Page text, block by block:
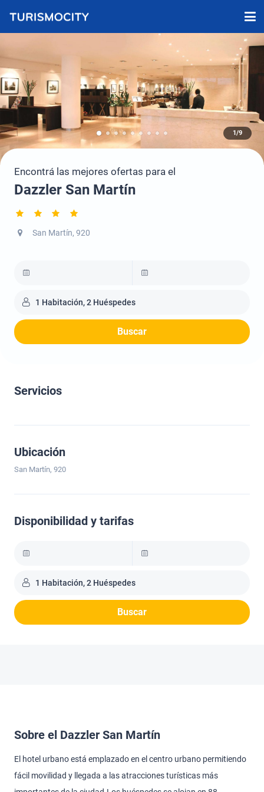
1/9
Encontrá las mejores ofertas para el
Dazzler San Martín
San Martín, 920
1 Habitación, 2 Huéspedes
Buscar
Servicios
Ubicación
San Martín, 920
Disponibilidad y tarifas
1 Habitación, 2 Huéspedes
Buscar
Sobre el Dazzler San Martín
El hotel urbano está emplazado en el centro urbano permitiendo
fácil movilidad y llegada a las atracciones turísticas más